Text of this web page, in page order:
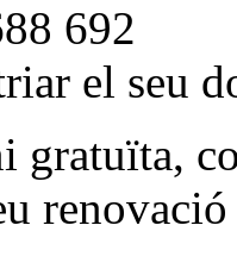
692
el seu
gratuïta,